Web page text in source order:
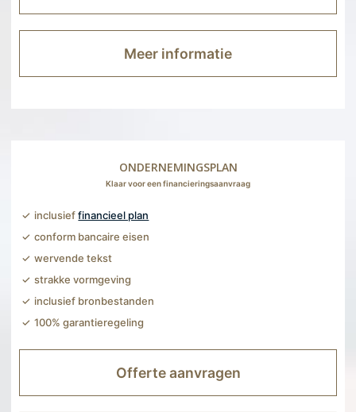
Meer informatie
ONDERNEMINGSPLAN
Klaar voor een financieringsaanvraag
inclusieffinancieel plan
conform bancaire eisen
wervende tekst
strakke vormgeving
inclusief bronbestanden
100% garantieregeling
Offerte aanvragen